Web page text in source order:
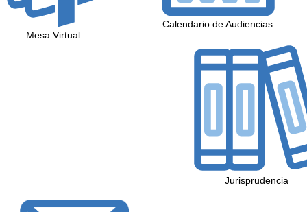
Mesa Virtual
Calendario de Audiencias
Jurisprudencia